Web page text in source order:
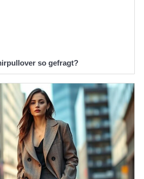
so gefragt?